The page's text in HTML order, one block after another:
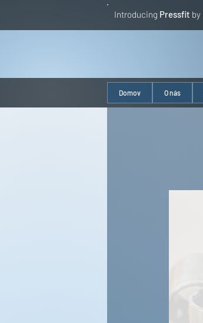
Introducing Pressfit by
Domov O nás